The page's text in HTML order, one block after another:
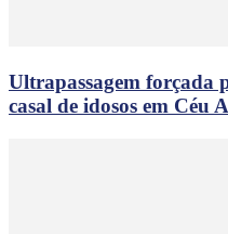
Ultrapassagem forçada
casal de idosos em Céu